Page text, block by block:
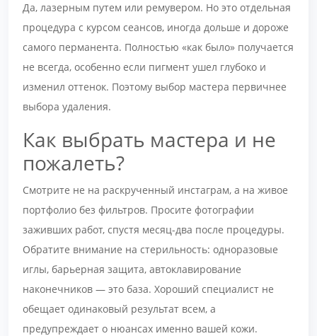
Да, лазерным путем или ремувером. Но это отдельная
процедура с курсом сеансов, иногда дольше и дороже
самого перманента. Полностью «как было» получается
не всегда, особенно если пигмент ушел глубоко и
изменил оттенок. Поэтому выбор мастера первичнее
выбора удаления.
Как выбрать мастера и не
пожалеть?
Смотрите не на раскрученный инстаграм, а на живое
портфолио без фильтров. Просите фотографии
заживших работ, спустя месяц-два после процедуры.
Обратите внимание на стерильность: одноразовые
иглы, барьерная защита, автоклавирование
наконечников — это база. Хороший специалист не
обещает одинаковый результат всем, а
предупреждает о нюансах именно вашей кожи.